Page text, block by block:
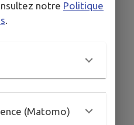
notre Politique
.
(Matomo)